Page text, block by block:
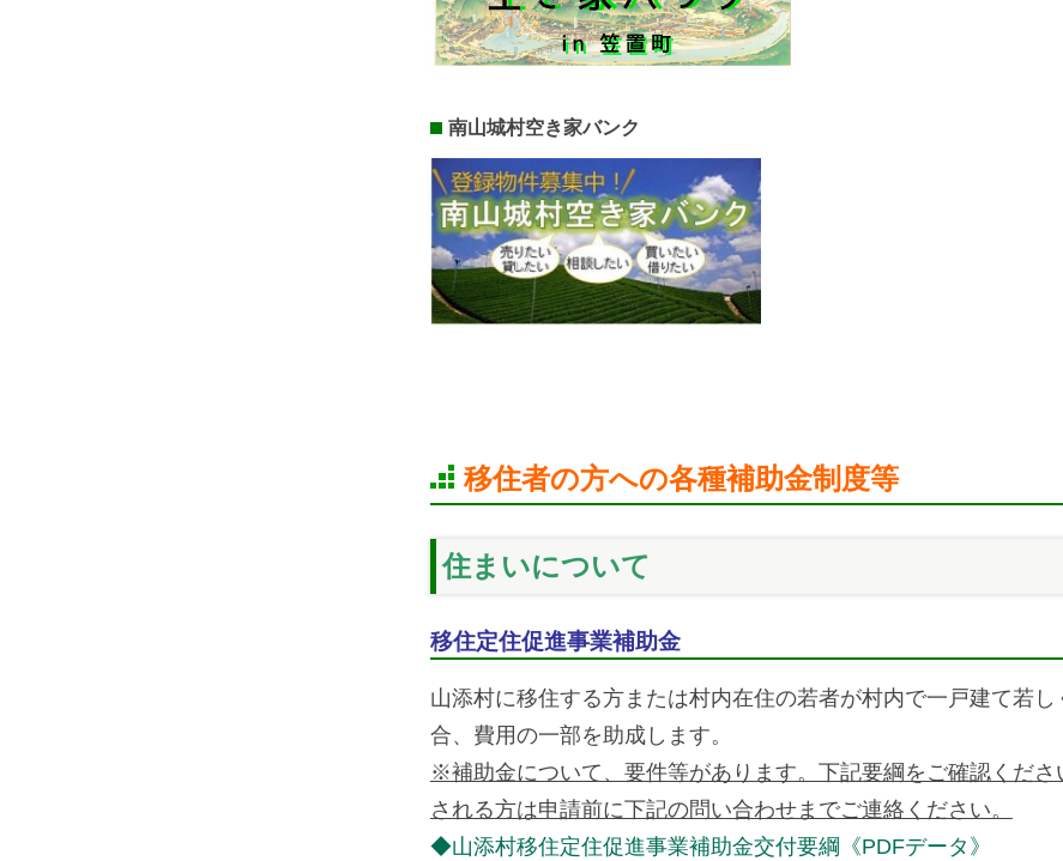
南山城村空き家バンク
移住者の方への各種補助金制度等
住まいについて
移住定住促進事業補助金
山添村に移住する方または村内在住の若者が村内で一戸建て若
合、費用の一部を助成します。
※補助金について、要件等があります。下記要綱をご確認くだ
される方は申請前に下記の問い合わせまでご連絡ください。
◆山添村移住定住促進事業補助金交付要綱《PDFデータ》